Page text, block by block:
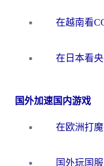
国外加速国内游戏